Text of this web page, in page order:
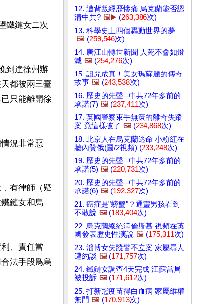
鐵鏈女二次
到達徐州辦
都被兩三臺
只能離開徐
況非常惡
有律師（疑
鏈女和烏
、責任當
法手段爲烏
12. 遭背叛經歷慘痛 烏克蘭能否認
清中共? 🖼️▶️ (263,386次)
13. 科學史上四個轟動世界的夢
🖼️ (259,546次)
14. 唐江山轉世新聞 人死不會如燈
滅 🖼️ (254,276次)
15. 詛咒成真！美女瑪蘇麗的傳奇
故事 🖼️ (243,538次)
16. 歷史的先聲─中共72年多前的
承諾(7) 🖼️ (237,411次)
17. 英國警察束手無策的離奇失蹤
案 竟這樣破了 🖼️ (234,868次)
18. 北京人在烏克蘭逃命 小粉紅在
牆內贊俄(圖/2視頻) (233,248次)
19. 歷史的先聲─中共72年多前的
承諾(5) 🖼️ (220,731次)
20. 歷史的先聲─中共72年多前的
承諾(6) 🖼️ (192,327次)
21. 癌症是"螃蟹"？通靈男孩看到
不敢說 🖼️ (183,404次)
22. 烏克蘭總統澤倫斯基 視頻在英
國發表歷史性演說 🖼️ (175,311次)
23. 淄博女失蹤警不立案 家屬尋人
遭約談 🖼️ (171,757次)
24. 鐵鏈女調查4天完成 江蘇當局
被投訴 🖼️ (171,612次)
25. 打新冠疫苗得白血病 家屬維權
無門 🖼️ (170,913次)